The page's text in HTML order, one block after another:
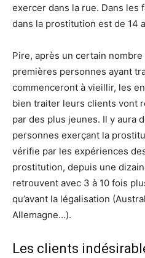
exercer dans la rue. Dans les
dans la prostitution est de 14
Pire, après un certain nombre
premières personnes ayant
commenceront à vieillir, les
bien traiter leurs clients vont
par des plus jeunes. Il y aura
personnes exerçant la
vérifie par les expériences
prostitution, depuis une
retrouvent avec 3 à 10 fois
qu’avant la légalisation
Allemagne…).
Les clients